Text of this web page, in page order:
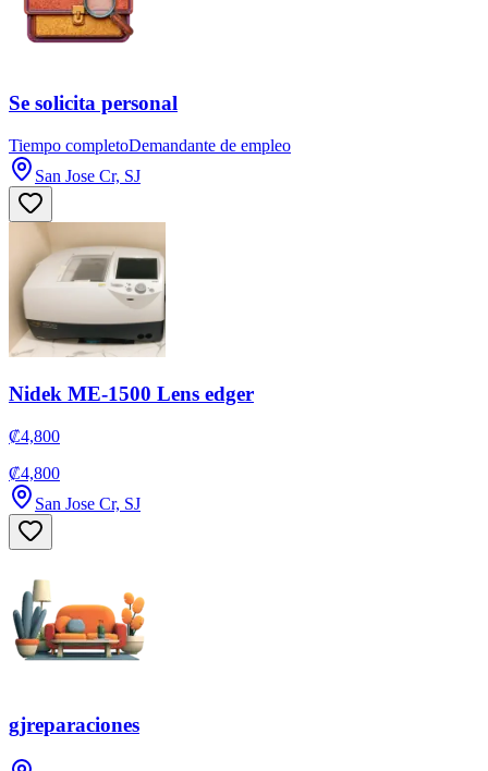
Se solicita personal
Tiempo completoDemandante de empleo
San Jose Cr, SJ
Nidek ME-1500 Lens edger
₡4,800
₡4,800
San Jose Cr, SJ
gjreparaciones